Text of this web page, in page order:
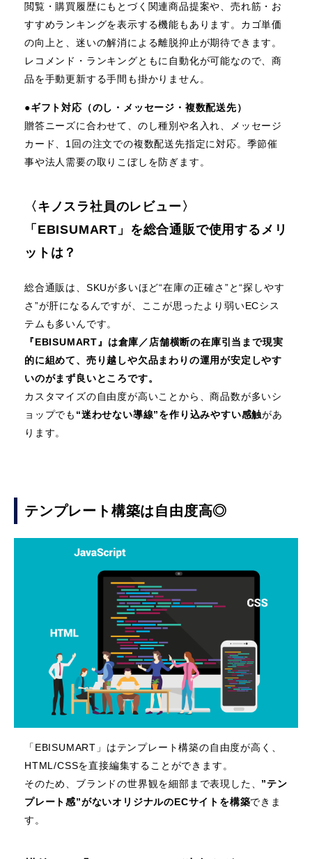
閲覧・購買履歴にもとづく関連商品提案や、売れ筋・お
すすめランキングを表示する機能もあります。カゴ単価
の向上と、迷いの解消による離脱抑止が期待できます。
レコメンド・ランキングともに自動化が可能なので、商
品を手動更新する手間も掛かりません。
●ギフト対応（のし・メッセージ・複数配送先）
贈答ニーズに合わせて、のし種別や名入れ、メッセージ
カード、1回の注文での複数配送先指定に対応。季節催
事や法人需要の取りこぼしを防ぎます。
〈キノスラ社員のレビュー〉
「EBISUMART」を総合通販で使用するメリ
ットは？
総合通販は、SKUが多いほど“在庫の正確さ”と“探しやす
さ”が肝になるんですが、ここが思ったより弱いECシス
テムも多いんです。
『EBISUMART』は倉庫／店舗横断の在庫引当まで現実
的に組めて、売り越しや欠品まわりの運用が安定しやす
いのがまず良いところです。
カスタマイズの自由度が高いことから、商品数が多いシ
ョップでも “迷わせない導線”を作り込みやすい感触があ
ります。
テンプレート構築は自由度高◎
「EBISUMART」はテンプレート構築の自由度が高く、
HTML/CSSを直接編集することができます。
そのため、ブランドの世界観を細部まで表現した、 ”テン
プレート感”がないオリジナルのECサイトを構築できま
す。